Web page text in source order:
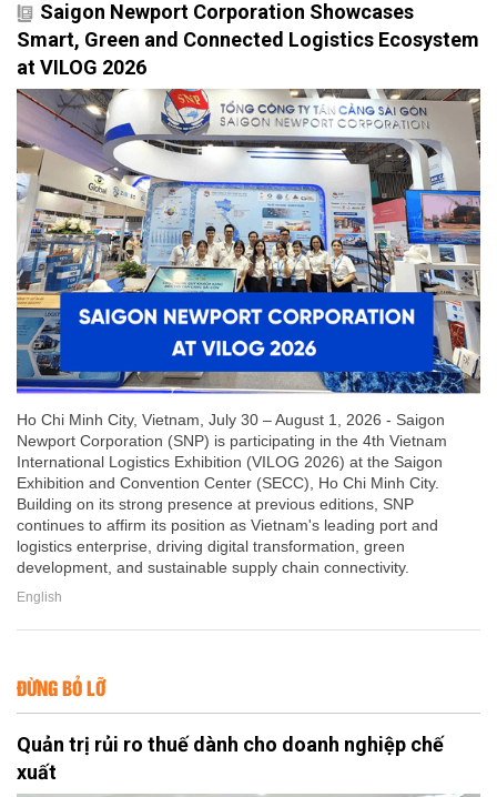
Saigon Newport Corporation Showcases
Smart, Green and Connected Logistics Ecosystem
at VILOG 2026
Ho Chi Minh City, Vietnam, July 30 – August 1, 2026 - Saigon
Newport Corporation (SNP) is participating in the 4th Vietnam
International Logistics Exhibition (VILOG 2026) at the Saigon
Exhibition and Convention Center (SECC), Ho Chi Minh City.
Building on its strong presence at previous editions, SNP
continues to affirm its position as Vietnam's leading port and
logistics enterprise, driving digital transformation, green
development, and sustainable supply chain connectivity.
English
ĐỪNG BỎ LỠ
Quản trị rủi ro thuế dành cho doanh nghiệp chế
xuất